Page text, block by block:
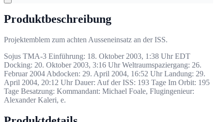
Produktbeschreibung
Projektemblem zum achten Ausseneinsatz an der ISS.
Sojus TMA-3 Einführung: 18. Oktober 2003, 1:38 Uhr EDT
Docking: 20. Oktober 2003, 3:16 Uhr Weltraumspaziergang: 26.
Februar 2004 Abdocken: 29. April 2004, 16:52 Uhr Landung: 29.
April 2004, 20:12 Uhr Dauer: Auf der ISS: 193 Tage Im Orbit: 195
Tage Besatzung: Kommandant: Michael Foale, Flugingenieur:
Alexander Kaleri, e.